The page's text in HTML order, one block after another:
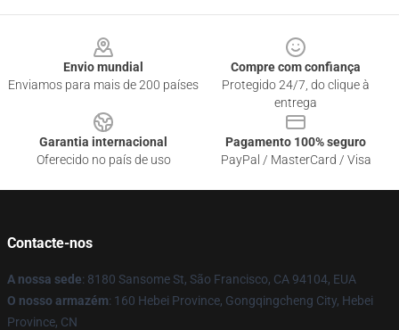
Envio mundial
Enviamos para mais de 200 países
Compre com confiança
Protegido 24/7, do clique à
entrega
Garantia internacional
Oferecido no país de uso
Pagamento 100% seguro
PayPal / MasterCard / Visa
Contacte-nos
A nossa sede: 8180 Sansome St, São Francisco, CA 94104, EUA
O nosso armazém: 160 Hebei Province, Gongqingcheng City, Hebei
Province, CN